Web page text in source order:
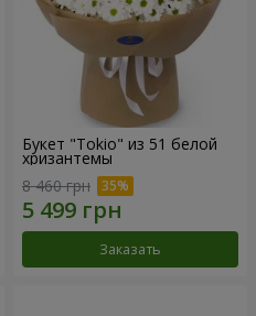
Букет "Tokio" из 51 белой
хризантемы
8 460 грн
Заказать